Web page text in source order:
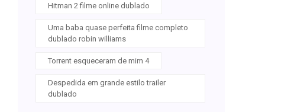
Hitman 2 filme online dublado
Uma baba quase perfeita filme completo
dublado robin williams
Torrent esqueceram de mim 4
Despedida em grande estilo trailer
dublado